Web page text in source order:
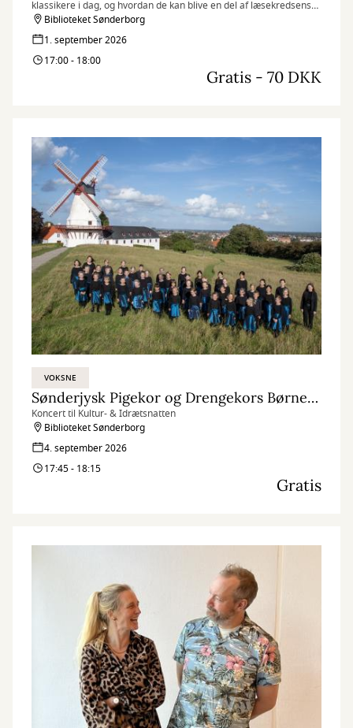
klassikere i dag, og hvordan de kan blive en del af læsekredsens
fælles læsning.
Biblioteket Sønderborg
1. september 2026
17:00 - 18:00
Gratis - 70 DKK
VOKSNE
Sønderjysk Pigekor og Drengekors Børnekor
Koncert til Kultur- & Idrætsnatten
Biblioteket Sønderborg
4. september 2026
17:45 - 18:15
Gratis